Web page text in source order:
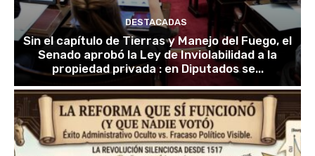
DESTACADAS
Sin el capítulo de Tierras y Manejo del Fuego, el
Senado aprobó la Ley de Inviolabilidad a la
propiedad privada : en Diputados se...